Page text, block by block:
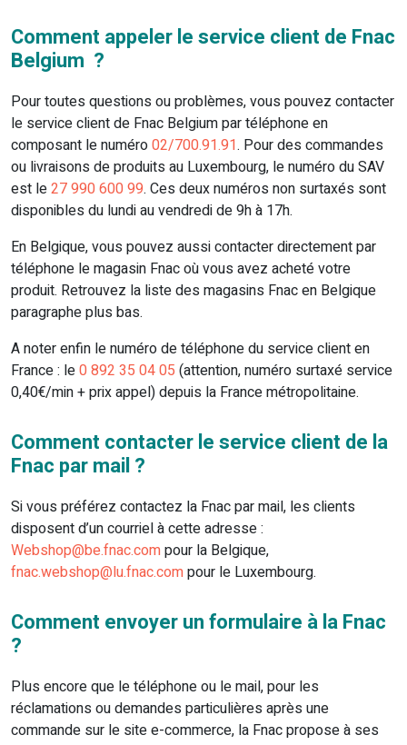
Comment appeler le service client de Fnac
Belgium ?
Pour toutes questions ou problèmes, vous pouvez contacter
le service client de Fnac Belgium par téléphone en
composant le numéro02/700.91.91. Pour des commandes
ou livraisons de produits au Luxembourg, le numéro du SAV
est le27 990 600 99. Ces deux numéros non surtaxés sont
disponibles du lundi au vendredi de 9h à 17h.
En Belgique, vous pouvez aussi contacter directement par
téléphone le magasin Fnac où vous avez acheté votre
produit. Retrouvez la liste des magasins Fnac en Belgique
paragraphe plus bas.
A noter enfin le numéro de téléphone du service client en
France : le0 892 35 04 05 (attention, numéro surtaxé service
0,40€/min + prix appel) depuis la France métropolitaine.
Comment contacter le service client de la
Fnac par mail ?
Si vous préférez contactez la Fnac par mail, les clients
disposent d’un courriel à cette adresse :
Webshop@be.fnac.compour la Belgique,
fnac.webshop@lu.fnac.compour le Luxembourg.
Comment envoyer un formulaire à la Fnac
?
Plus encore que le téléphone ou le mail, pour les
réclamations ou demandes particulières après une
commande sur le site e-commerce, la Fnac propose à ses